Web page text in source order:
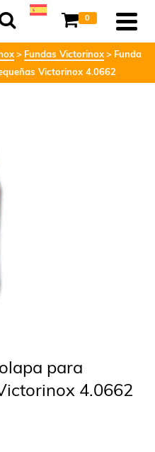
0
Fundas Victorinox
Funda
Victorinox 4.0662
para
4.0662